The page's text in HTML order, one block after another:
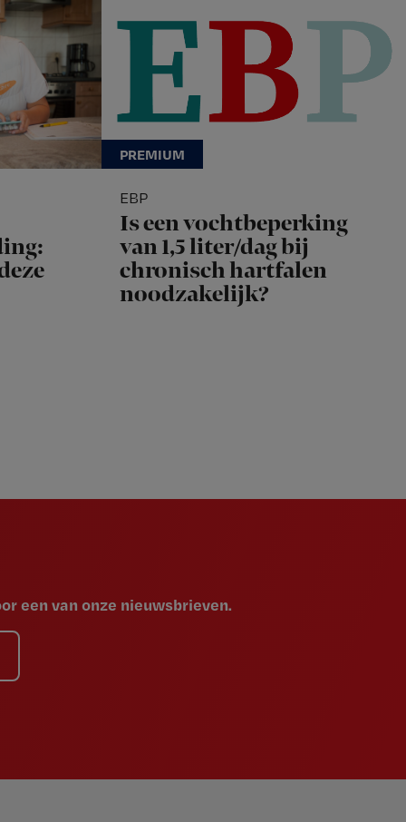
EBP
Is een vochtbeperking
van 1,5 liter/dag bij
chronisch hartfalen
noodzakelijk?
een van onze nieuwsbrieven.